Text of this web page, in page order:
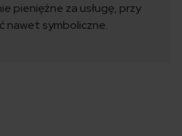
pieniężne za usługę, przy
nawet symboliczne.